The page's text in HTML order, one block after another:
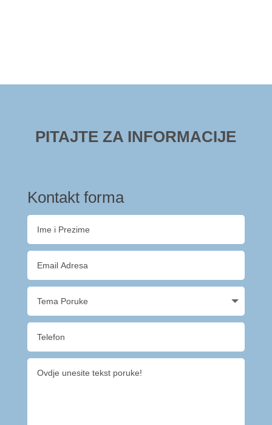
PITAJTE ZA INFORMACIJE
Kontakt forma